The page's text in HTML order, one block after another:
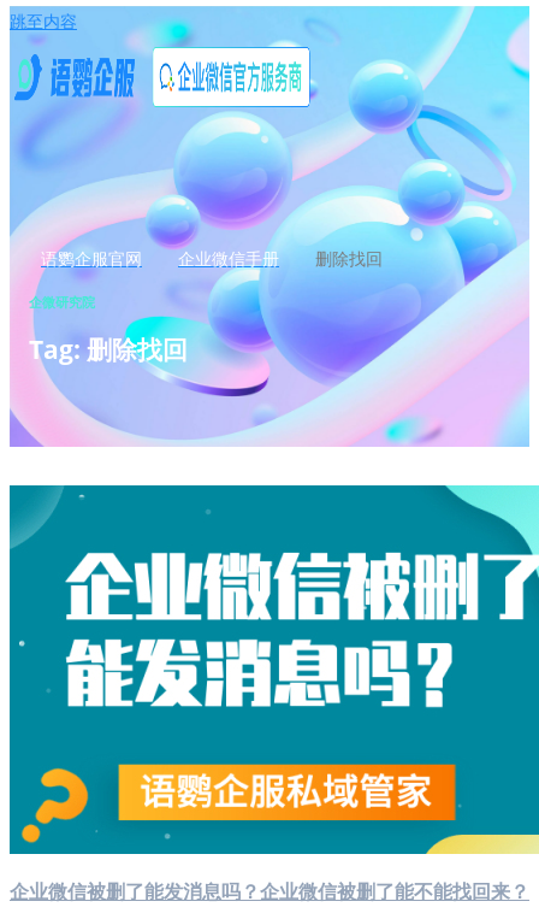
跳至内容
语鹦企服官网 企业微信手册 删除找回
企微研究院
Tag: 删除找回
企业微信被删了能发消息吗？企业微信被删了能不能找回来？